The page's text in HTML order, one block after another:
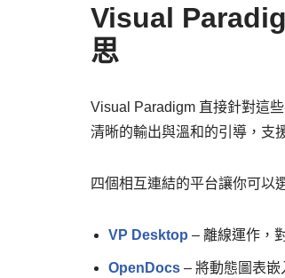
Visual
思
Visual Paradigm 直接針對這
清晰的輸出與溫和的引導，支
四個相互連結的平台讓你可以
VP Desktop – 離線運作，
OpenDocs – 將動態圖表嵌